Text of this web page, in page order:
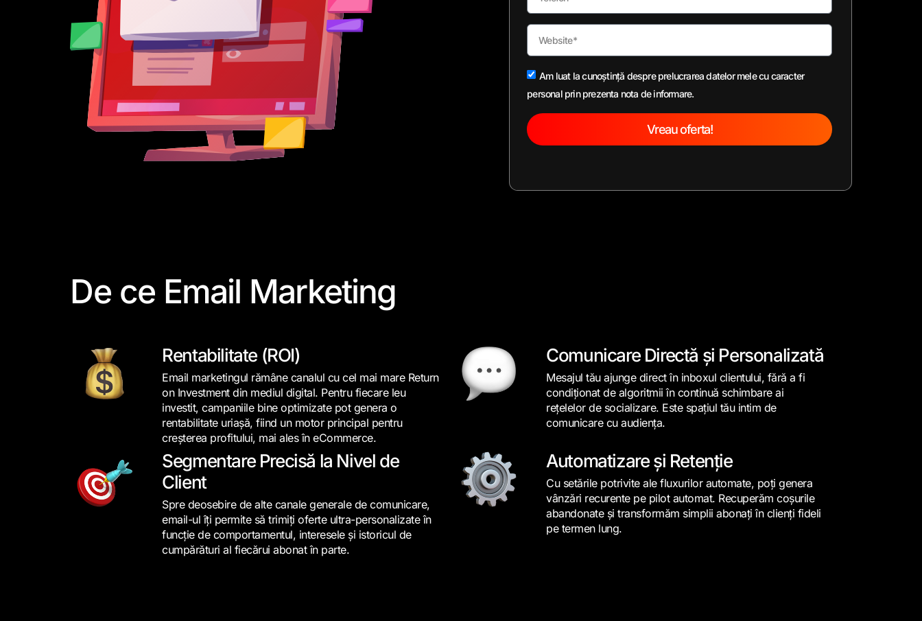
Am luat la cunoștință despre prelucrarea datelor mele cu caracter
personal prin prezenta nota de informare.
Vreau oferta!
De ce Email Marketing
Rentabilitate (ROI)
Email marketingul rămâne canalul cu cel mai mare Return
on Investment din mediul digital. Pentru fiecare leu
investit, campaniile bine optimizate pot genera o
rentabilitate uriașă, fiind un motor principal pentru
creșterea profitului, mai ales în eCommerce.
Comunicare Directă și Personalizată
Mesajul tău ajunge direct în inboxul clientului, fără a fi
condiționat de algoritmii în continuă schimbare ai
rețelelor de socializare. Este spațiul tău intim de
comunicare cu audiența.
Segmentare Precisă la Nivel de
Client
Spre deosebire de alte canale generale de comunicare,
email-ul îți permite să trimiți oferte ultra-personalizate în
funcție de comportamentul, interesele și istoricul de
cumpărături al fiecărui abonat în parte.
Automatizare și Retenție
Cu setările potrivite ale fluxurilor automate, poți genera
vânzări recurente pe pilot automat. Recuperăm coșurile
abandonate și transformăm simplii abonați în clienți fideli
pe termen lung.